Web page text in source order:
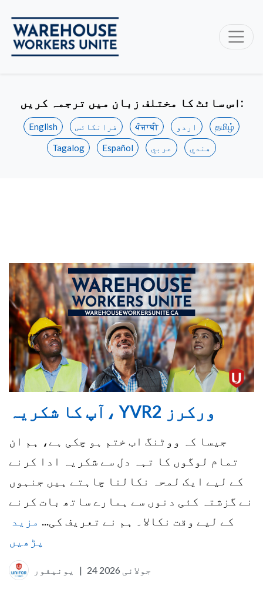
اس سائٹ کا مختلف زبان میں ترجمہ کریں:
English فرانکائس ਪੰਜਾਬੀ اردو
தமிழ்
Tagalog
Español عربي هندي
آپ کا شکریہ، YVR2 ورکرز
جیسا کہ ووٹنگ اب ختم ہو چکی ہے، ہم ان
تمام لوگوں کا تہہ دل سے شکریہ ادا کرنے
کے لیے ایک لمحہ نکالنا چاہتے ہیں جنہوں
نے گزشتہ کئی دنوں سے ہمارے ساتھ بات کرنے
کے لیے وقت نکالا۔ ہم نے تعریف کی...
مزید
پڑھیں
یونیفور | 24 جولائی 2026